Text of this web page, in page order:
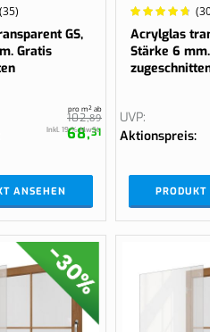
(35)
GS,
Gratis
102,89
pro m² ab
68,31
Inkl. 19 % MwSt.
ANSEHEN
Wertung:
97.6667%
Acrylglas
Stärke 6
UVP
Aktionspreis